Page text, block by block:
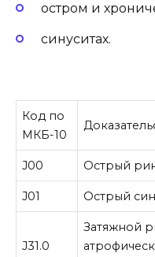
остром и
синуситах.
Код по
МКБ-10
J00 Острый
J01 Острый
J31.0
Затяжной